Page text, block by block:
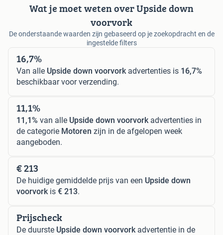
Wat je moet weten over Upside down
voorvork
De onderstaande waarden zijn gebaseerd op je zoekopdracht en de
ingestelde filters
16,7%
Van alle Upside down voorvork advertenties is 16,7%
beschikbaar voor verzending.
11,1%
11,1% van alle Upside down voorvork advertenties in
de categorie Motoren zijn in de afgelopen week
aangeboden.
€ 213
De huidige gemiddelde prijs van een Upside down
voorvork is € 213.
Prijscheck
De duurste Upside down voorvork advertentie in de